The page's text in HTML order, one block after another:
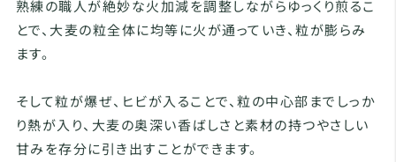
熟練の職人が絶妙な火加減を調整しながらゆっくり煎るこ
とで、大麦の粒全体に均等に火が通っていき、粒が膨らみ
ます。
そして粒が爆ぜ、ヒビが入ることで、粒の中心部までしっか
り熱が入り、大麦の奥深い香ばしさと素材の持つやさしい
甘みを存分に引き出すことができます。